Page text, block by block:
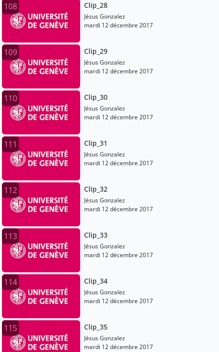
108 Clip_28
Jésus Gonzalez
mardi 12 décembre 2017
109 Clip_29
Jésus Gonzalez
mardi 12 décembre 2017
110 Clip_30
Jésus Gonzalez
mardi 12 décembre 2017
111 Clip_31
Jésus Gonzalez
mardi 12 décembre 2017
112 Clip_32
Jésus Gonzalez
mardi 12 décembre 2017
113 Clip_33
Jésus Gonzalez
mardi 12 décembre 2017
114 Clip_34
Jésus Gonzalez
mardi 12 décembre 2017
115 Clip_35
Jésus Gonzalez
mardi 12 décembre 2017